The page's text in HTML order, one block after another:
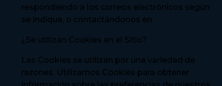
respondiendo a los correos electrónicos según
se indique, o contactándonos en
¿Se utilizan Cookies en el Sitio?
Las Cookies se utilizan por una variedad de
razones. Utilizamos Cookies para obtener